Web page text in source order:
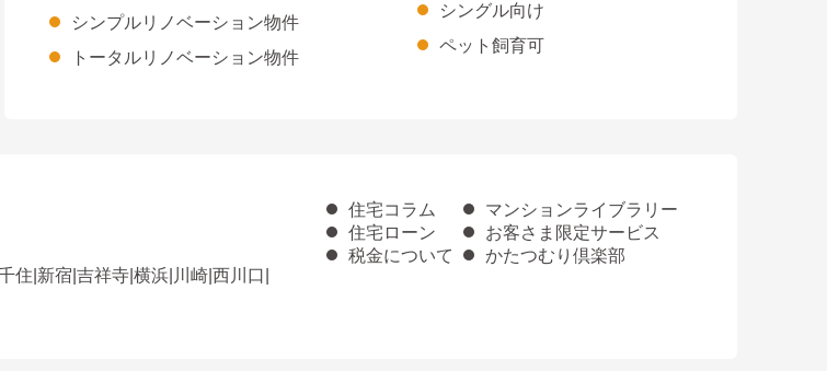
シンプルリノベーション物件
トータルリノベーション物件
シングル向け
ペット飼育可
住 新宿 吉祥寺 横浜 川崎 西川口
住宅コラム
マンションライブラリー
住宅ローン
お客さま限定サービス
税金について
かたつむり倶楽部